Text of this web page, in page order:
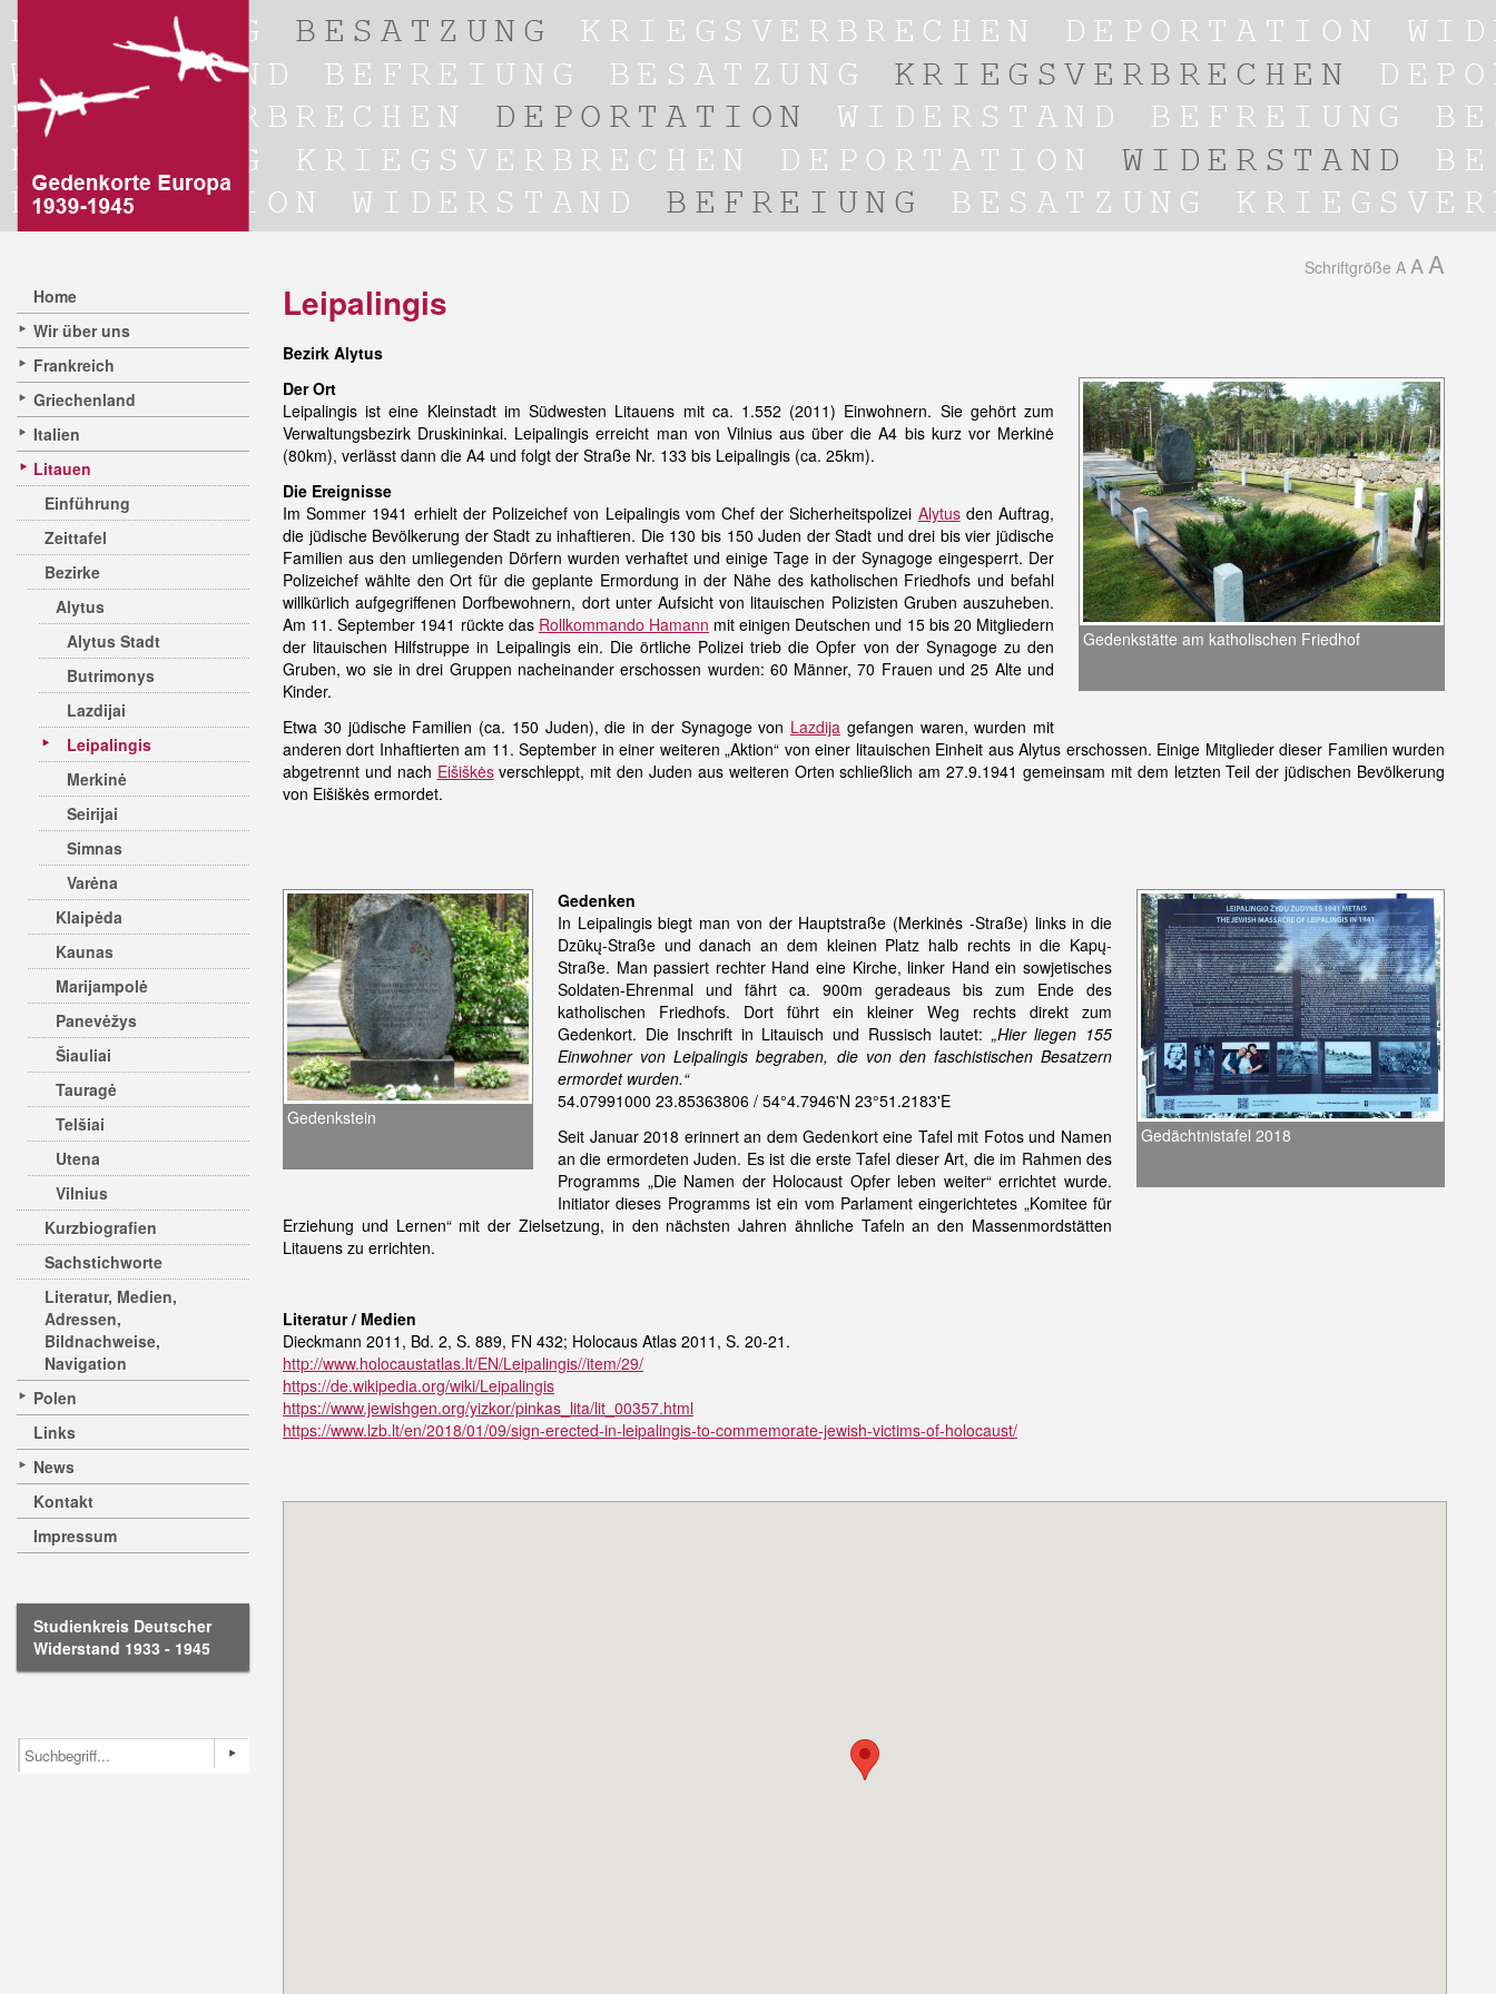
Home
Wir über uns
Frankreich
Griechenland
Italien
Litauen
Einführung
Zeittafel
Bezirke
Alytus
Alytus Stadt
Butrimonys
Lazdijai
Leipalingis
Merkinė
Seirijai
Simnas
Varėna
Klaipėda
Kaunas
Marijampolė
Panevėžys
Šiauliai
Tauragė
Telšiai
Utena
Vilnius
Kurzbiografien
Sachstichworte
Literatur, Medien,
Adressen,
Bildnachweise,
Navigation
Polen
Links
News
Kontakt
Impressum
Studienkreis Deutscher
Widerstand 1933 - 1945
Schriftgröße A A A
Leipalingis
Bezirk Alytus
Gedenkstätte am katholischen Friedhof
Der Ort
Leipalingis ist eine Kleinstadt im Südwesten Litauens mit ca. 1.552 (2011) Einwohnern. Sie gehört zum
Verwaltungsbezirk Druskininkai. Leipalingis erreicht man von Vilnius aus über die A4 bis kurz vor Merkinė
(80km), verlässt dann die A4 und folgt der Straße Nr. 133 bis Leipalingis (ca. 25km).
Die Ereignisse
Im Sommer 1941 erhielt der Polizeichef von Leipalingis vom Chef der Sicherheitspolizei Alytusden Auftrag,
die jüdische Bevölkerung der Stadt zu inhaftieren. Die 130 bis 150 Juden der Stadt und drei bis vier jüdische
Familien aus den umliegenden Dörfern wurden verhaftet und einige Tage in der Synagoge eingesperrt. Der
Polizeichef wählte den Ort für die geplante Ermordung in der Nähe des katholischen Friedhofs und befahl
willkürlich aufgegriffenen Dorfbewohnern, dort unter Aufsicht von litauischen Polizisten Gruben auszuheben.
Am 11. September 1941 rückte das Rollkommando Hamann mit einigen Deutschen und 15 bis 20 Mitgliedern
der litauischen Hilfstruppe in Leipalingis ein. Die örtliche Polizei trieb die Opfer von der Synagoge zu den
Gruben, wo sie in drei Gruppen nacheinander erschossen wurden: 60 Männer, 70 Frauen und 25 Alte und
Kinder.
Etwa 30 jüdische Familien (ca. 150 Juden), die in der Synagoge von Lazdija gefangen waren, wurden mit
anderen dort Inhaftierten am 11. September in einer weiteren „Aktion“ von einer litauischen Einheit aus Alytus erschossen. Einige Mitglieder dieser Familien wurden
abgetrennt und nach Eišiškėsverschleppt, mit den Juden aus weiteren Orten schließlich am 27.9.1941 gemeinsam mit dem letzten Teil der jüdischen Bevölkerung
von Eišiškės ermordet.
Gedenkstein
Gedächtnistafel 2018
Gedenken
In Leipalingis biegt man von der Hauptstraße (Merkinės -Straße) links in die
Dzūkų-Straße und danach an dem kleinen Platz halb rechts in die Kapų-
Straße. Man passiert rechter Hand eine Kirche, linker Hand ein sowjetisches
Soldaten-Ehrenmal und fährt ca. 900m geradeaus bis zum Ende des
katholischen Friedhofs. Dort führt ein kleiner Weg rechts direkt zum
Gedenkort. Die Inschrift in Litauisch und Russisch lautet: „Hier liegen 155
Einwohner von Leipalingis begraben, die von den faschistischen Besatzern
ermordet wurden.“
54.07991000 23.85363806 / 54°4.7946'N 23°51.2183'E
Seit Januar 2018 erinnert an dem Gedenkort eine Tafel mit Fotos und Namen
an die ermordeten Juden. Es ist die erste Tafel dieser Art, die im Rahmen des
Programms „Die Namen der Holocaust Opfer leben weiter“ errichtet wurde.
Initiator dieses Programms ist ein vom Parlament eingerichtetes „Komitee für
Erziehung und Lernen“ mit der Zielsetzung, in den nächsten Jahren ähnliche Tafeln an den Massenmordstätten
Litauens zu errichten.
Literatur / Medien
Dieckmann 2011, Bd. 2, S. 889, FN 432; Holocaus Atlas 2011, S. 20-21.
http://www.holocaustatlas.lt/EN/Leipalingis//item/29/
https://de.wikipedia.org/wiki/Leipalingis
https://www.jewishgen.org/yizkor/pinkas_lita/lit_00357.html
https://www.lzb.lt/en/2018/01/09/sign-erected-in-leipalingis-to-commemorate-jewish-victims-of-holocaust/